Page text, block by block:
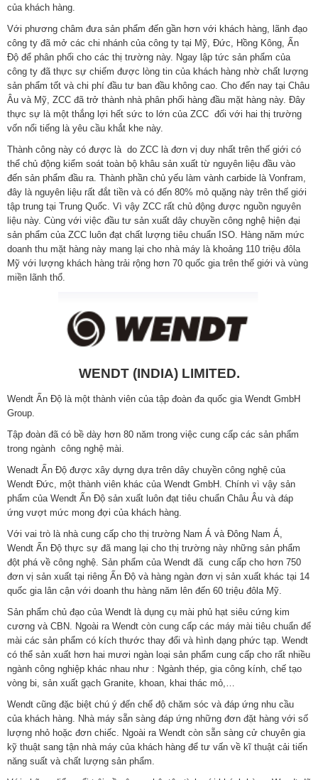
của khách hàng.
Với phương châm đưa sản phẩm đến gần hơn với khách hàng, lãnh đạo
công ty đã mở các chi nhánh của công ty tại Mỹ, Đức, Hồng Kông, Ấn
Độ để phân phối cho các thị trường này. Ngay lập tức sản phẩm của
công ty đã thực sự chiếm được lòng tin của khách hàng nhờ chất lượng
sản phẩm tốt và chi phí đầu tư ban đầu không cao. Cho đến nay tại Châu
Âu và Mỹ, ZCC đã trở thành nhà phân phối hàng đầu mặt hàng này. Đây
thực sự là một thắng lợi hết sức to lớn của ZCC đối với hai thị trường
vốn nổi tiếng là yêu cầu khắt khe này.
Thành công này có được là do ZCC là đơn vị duy nhất trên thế giới có
thể chủ động kiểm soát toàn bộ khâu sản xuất từ nguyên liệu đầu vào
đến sản phẩm đầu ra. Thành phần chủ yếu làm vành carbide là Vonfram,
đây là nguyên liệu rất đắt tiền và có đến 80% mỏ quặng này trên thế giới
tập trung tại Trung Quốc. Vì vậy ZCC rất chủ động được nguồn nguyên
liệu này. Cùng với việc đầu tư sản xuất dây chuyền công nghệ hiện đại
sản phẩm của ZCC luôn đạt chất lượng tiêu chuẩn ISO. Hàng năm mức
doanh thu mặt hàng này mang lại cho nhà máy là khoảng 110 triệu đôla
Mỹ với lượng khách hàng trải rộng hơn 70 quốc gia trên thế giới và vùng
miền lãnh thổ.
WENDT (INDIA) LIMITED.
Wendt Ấn Độ là một thành viên của tập đoàn đa quốc gia Wendt GmbH
Group.
Tập đoàn đã có bề dày hơn 80 năm trong việc cung cấp các sản phẩm
trong ngành công nghệ mài.
Wenadt Ấn Độ được xây dựng dựa trên dây chuyền công nghệ của
Wendt Đức, một thành viên khác của Wendt GmbH. Chính vì vậy sản
phẩm của Wendt Ấn Độ sản xuất luôn đạt tiêu chuẩn Châu Âu và đáp
ứng vượt mức mong đợi của khách hàng.
Với vai trò là nhà cung cấp cho thị trường Nam Á và Đông Nam Á,
Wendt Ấn Độ thực sự đã mang lại cho thị trường này những sản phẩm
đột phá về công nghệ. Sản phẩm của Wendt đã cung cấp cho hơn 750
đơn vị sản xuất tại riêng Ấn Độ và hàng ngàn đơn vị sản xuất khác tại 14
quốc gia lân cận với doanh thu hàng năm lên đến 60 triệu đôla Mỹ.
Sản phẩm chủ đạo của Wendt là dụng cụ mài phủ hạt siêu cứng kim
cương và CBN. Ngoài ra Wendt còn cung cấp các máy mài tiêu chuẩn để
mài các sản phẩm có kích thước thay đổi và hình dạng phức tạp. Wendt
có thể sản xuất hơn hai mươi ngàn loại sản phẩm cung cấp cho rất nhiều
ngành công nghiệp khác nhau như : Ngành thép, gia công kính, chế tạo
vòng bi, sản xuất gạch Granite, khoan, khai thác mỏ,…
Wendt cũng đặc biệt chú ý đến chế độ chăm sóc và đáp ứng nhu cầu
của khách hàng. Nhà máy sẵn sàng đáp ứng những đơn đặt hàng với số
lượng nhỏ hoặc đơn chiếc. Ngoài ra Wendt còn sẵn sàng cử chuyên gia
kỹ thuật sang tận nhà máy của khách hàng để tư vấn về kĩ thuật cải tiến
năng suất và chất lượng sản phẩm.